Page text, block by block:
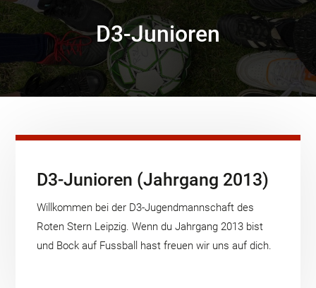
D3-Junioren
D3-Junioren (Jahrgang 2013)
Willkommen bei der D3-Jugendmannschaft des
Roten Stern Leipzig. Wenn du Jahrgang 2013 bist
und Bock auf Fussball hast freuen wir uns auf dich.